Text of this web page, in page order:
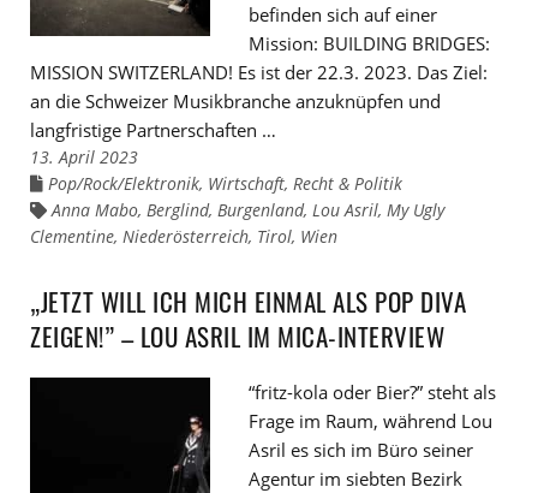
befinden sich auf einer
Mission: BUILDING BRIDGES:
MISSION SWITZERLAND! Es ist der 22.3. 2023. Das Ziel:
an die Schweizer Musikbranche anzuknüpfen und
langfristige Partnerschaften …
13. April 2023
Links
den
Kategorien
Pop/Rock/Elektronik, Wirtschaft, Recht & Politik
Links
den
Anna Mabo, Berglind, Burgenland, Lou Asril, My Ugly
Clementine, Niederösterreich, Tirol, Wien
„JETZT WILL ICH MICH EINMAL ALS POP DIVA
ZEIGEN!” – LOU ASRIL IM MICA-INTERVIEW
“fritz-kola oder Bier?” steht als
Frage im Raum, während Lou
Asril es sich im Büro seiner
Agentur im siebten Bezirk